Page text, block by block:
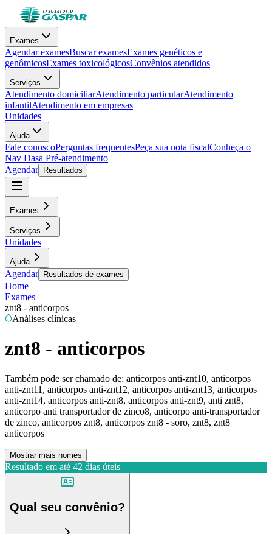
Exames
Agendar examesBuscar examesExames genéticos e
genômicosExames toxicológicosConvênios atendidos
Serviços
Atendimento domiciliarAtendimento particularAtendimento
infantilAtendimento em empresas
Unidades
Ajuda
Fale conoscoPerguntas frequentesPeça sua nota fiscalConheça o
Nav Dasa Pré-atendimento
Agendar
Resultados
Exames
Serviços
Unidades
Ajuda
Agendar Resultados de exames
Home
Exames
znt8 - anticorpos
Análises clínicas
znt8 - anticorpos
Também pode ser chamado de: anticorpos anti-znt10, anticorpos
anti-znt11, anticorpos anti-znt12, anticorpos anti-znt13, anticorpos
anti-znt14, anticorpos anti-znt8, anticorpos anti-znt9, anti znt8,
anticorpo anti transportador de zinco8, anticorpo anti-transportador
de zinco, anticorpos znt8, anticorpos znt8 - soro, znt8, znt8
anticorpos
Mostrar mais nomes
Resultado em até 42 dias úteis
Qual seu convênio?